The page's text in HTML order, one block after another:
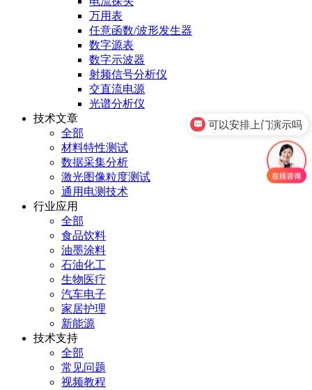
万用表
任意函数/波形发生器
数字源表
数字示波器
射频信号分析仪
交直流电源
光谱分析仪
技术文章
全部
材料特性测试
数据采集分析
激光图像粒度测试
通用电测技术
行业应用
全部
食品饮料
油墨涂料
石油化工
生物医疗
汽车电子
家居护理
新能源
技术支持
全部
常见问题
视频教程
可以安排上门演示吗